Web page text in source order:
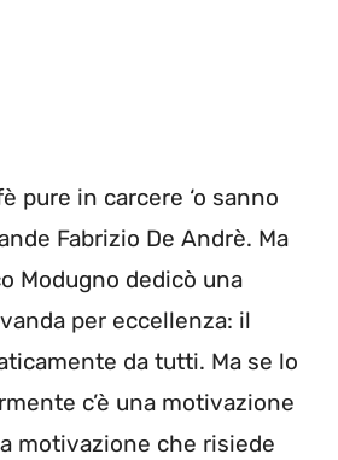
pure in carcere ‘o sanno
Fabrizio De Andrè. Ma
Modugno dedicò una
per eccellenza: il
da tutti. Ma se lo
c’è una motivazione
motivazione che risiede